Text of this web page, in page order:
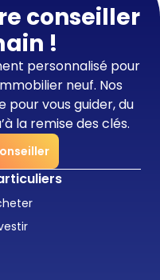
conseiller
!
personnalisé pour
neuf. Nos
vous guider, du
la remise des clés.